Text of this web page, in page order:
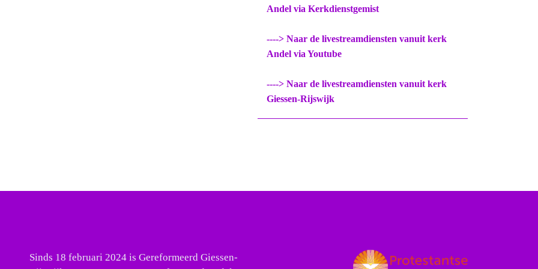
Andel via Kerkdienstgemist
----> Naar de livestreamdiensten vanuit kerk
Andel via Youtube
----> Naar de livestreamdiensten vanuit kerk
Giessen-Rijswijk
Sinds 18 februari 2024 is Gereformeerd Giessen-